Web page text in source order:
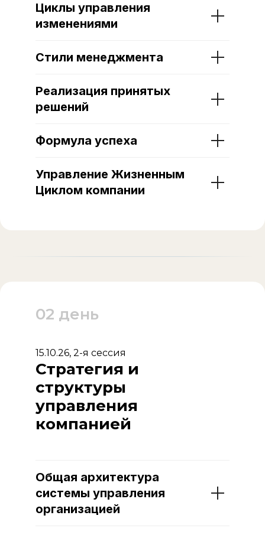
Циклы управления
изменениями
Стили менеджмента
Реализация принятых
решений
Формула успеха
Управление Жизненным
Циклом компании
02 день
15.10.26, 2-я сессия
Стратегия и
структуры
управления
компанией
Общая архитектура
системы управления
организацией